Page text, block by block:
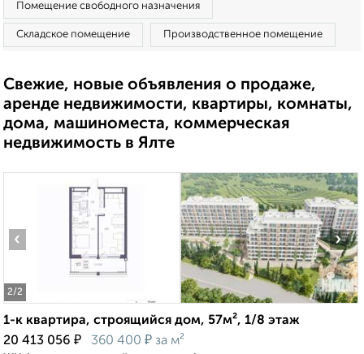
Помещение свободного назначения
Складское помещение Производственное помещение
Свежие, новые объявления о продаже,
аренде недвижимости, квартиры, комнаты,
дома, машиноместа, коммерческая
недвижимость в Ялте
2/2
‹ ›
1-к квартира, строящийся дом, 57м², 1/8 этаж
20 413 056 ₽ 360 400 ₽ за м²